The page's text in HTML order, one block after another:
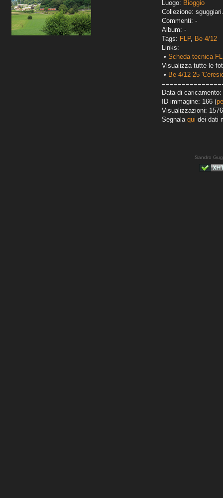
Luogo: Bioggio
Collezione:
Commenti: -
Album: -
Tags: FLP, Be 4/12
Links:
• Scheda tecnica
Visualizza tutte le
• Be 4/12 25
Data di
ID immagine: 166 (
Visualizzazioni: 1576
Segnala qui dei dati
Sandro